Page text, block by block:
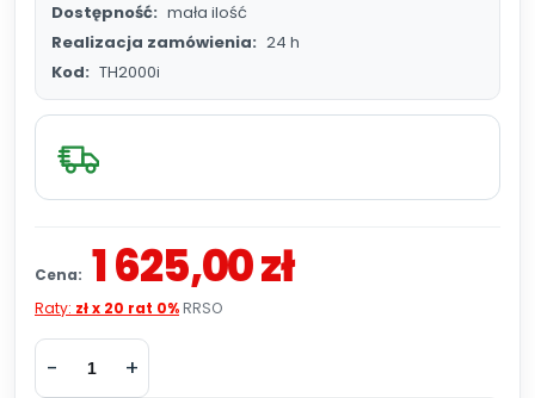
Dostępność: mała ilość
Realizacja zamówienia: 24 h
Kod: TH2000i
Cena: 1 625,00 zł
Raty: zł x 20 rat 0% RRSO